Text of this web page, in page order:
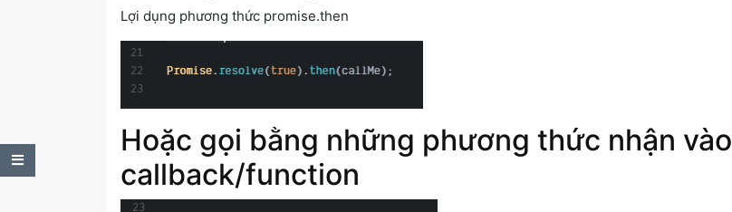
Lợi dụng phương thức promise.then
Hoặc gọi bằng những phương thức nhận vào
callback/function
Table of Contents